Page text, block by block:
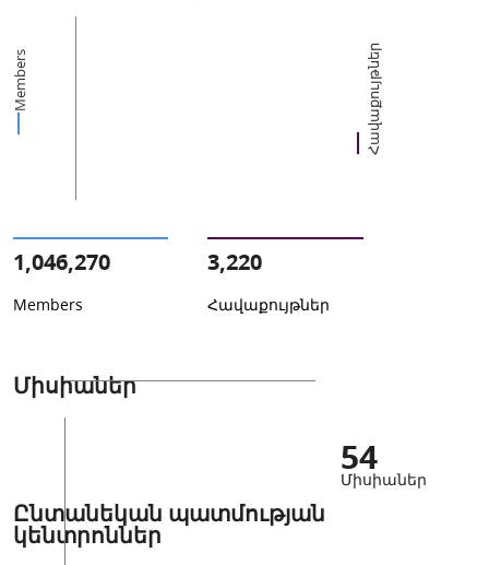
Members Հավաքույթներ
1,046,270
Members
3,220
Հավաքույթներ
Միսիաներ
54
Միսիաներ
Ընտանեկան պատմության
կենտրոններ